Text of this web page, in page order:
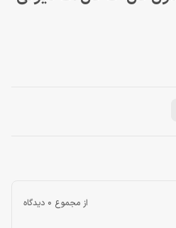
از مجموع 0 دیدگاه